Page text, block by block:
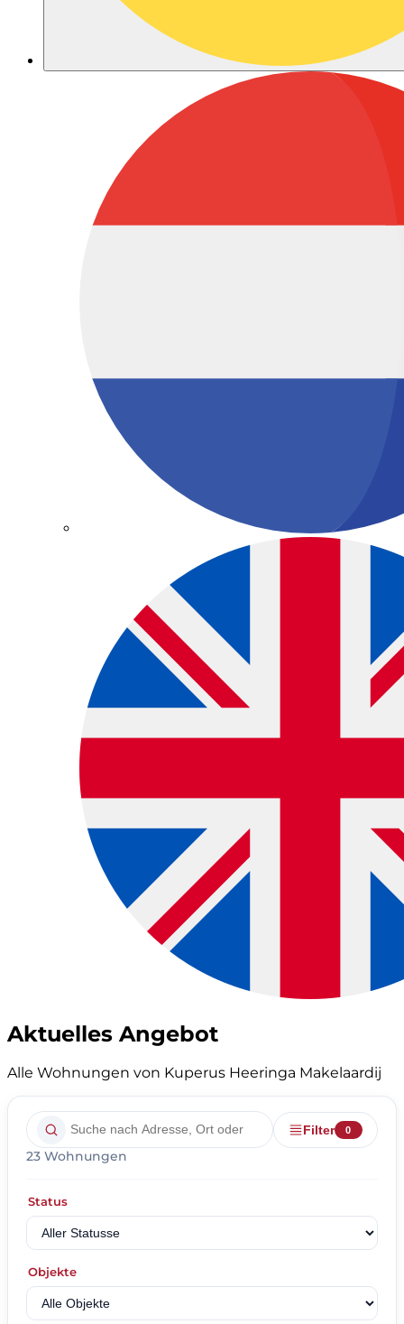
Aktuelles Angebot
Alle Wohnungen von Kuperus Heeringa Makelaardij
Filter 0
23 Wohnungen
Status
Objekte